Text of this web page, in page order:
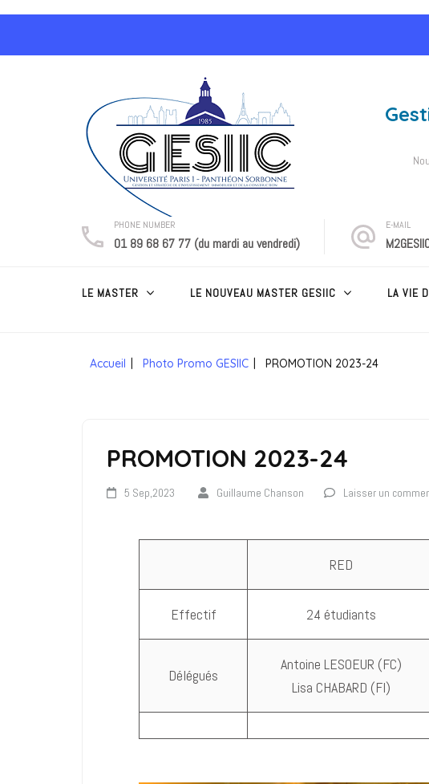
Aller
contenu
PHONE NUMBER
01 89 68 67 77 (du mardi au vendredi)
E-MAIL
LE MASTER LE NOUVEAU MASTER GESIIC LA VIE
Accueil Photo Promo GESIIC PROMOTION 2023-24
PROMOTION 2023-24
5 Sep,2023 Guillaume Chanson Laisser un
RED
Effectif 24 étudiants
Délégués
Antoine LESOEUR (FC)
Lisa CHABARD (FI)